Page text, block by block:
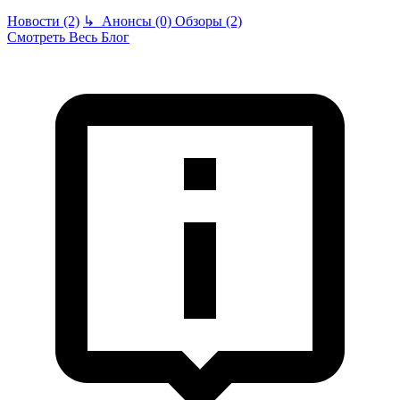
Новости (2) ↳ Анонсы (0) Обзоры (2)
Смотреть Весь Блог